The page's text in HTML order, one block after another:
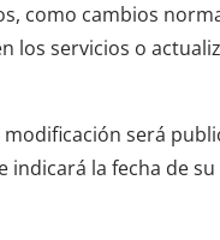
como cambios
los servicios o
será
indicará la fecha de